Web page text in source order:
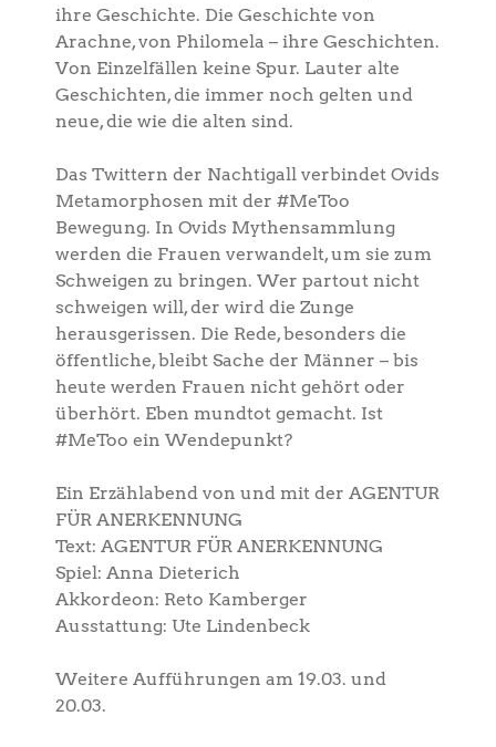
ihre Geschichte. Die Geschichte von
Arachne, von Philomela – ihre Geschichten.
Von Einzelfällen keine Spur. Lauter alte
Geschichten, die immer noch gelten und
neue, die wie die alten sind.
Das Twittern der Nachtigall verbindet Ovids
Metamorphosen mit der #MeToo
Bewegung. In Ovids Mythensammlung
werden die Frauen verwandelt, um sie zum
Schweigen zu bringen. Wer partout nicht
schweigen will, der wird die Zunge
herausgerissen. Die Rede, besonders die
öffentliche, bleibt Sache der Männer – bis
heute werden Frauen nicht gehört oder
überhört. Eben mundtot gemacht. Ist
#MeToo ein Wendepunkt?
Ein Erzählabend von und mit der AGENTUR
FÜR ANERKENNUNG
Text: AGENTUR FÜR ANERKENNUNG
Spiel: Anna Dieterich
Akkordeon: Reto Kamberger
Ausstattung: Ute Lindenbeck
Weitere Aufführungen am 19.03. und
20.03.